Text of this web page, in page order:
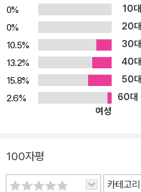
0% 10대
0%
20대
10.5%
30대
13.2%
40대
15.8%
50대
2.6%
60대
여성
100자평
카테고리